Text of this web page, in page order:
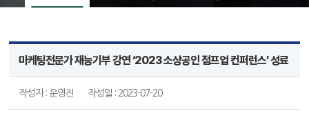
마케팅전문가 재능기부 강연 ‘2023 소상공인 점프업 컨퍼런스’ 성료
작성자 : 운영진 작성일 : 2023-07-20